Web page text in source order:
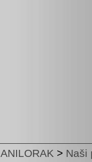
ANILORAK > Naši